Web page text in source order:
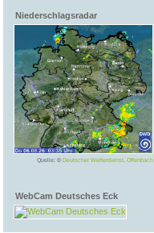
Niederschlagsradar
Quelle: © Deutscher Wetterdienst, Offenbach
WebCam Deutsches Eck